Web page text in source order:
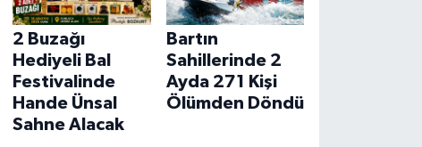
2 Buzağı
Hediyeli Bal
Festivalinde
Hande Ünsal
Sahne Alacak
Bartın
Sahillerinde 2
Ayda 271 Kişi
Ölümden Döndü